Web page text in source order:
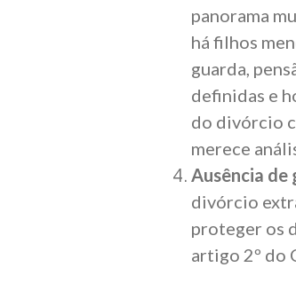
panorama
há filhos
guarda,
definidas e
do divórcio
merece
Ausência de
divórcio
proteger os
artigo 2º do